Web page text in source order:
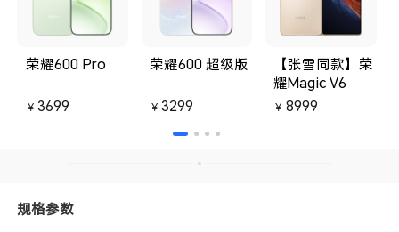
荣耀600 Pro
￥ 3699
荣耀600 超级版
￥ 3299
【张雪同款】荣
耀Magic V6
￥ 8999
规格参数